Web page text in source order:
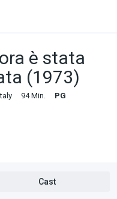
è stata
(1973)
94 Min.
PG
Cast